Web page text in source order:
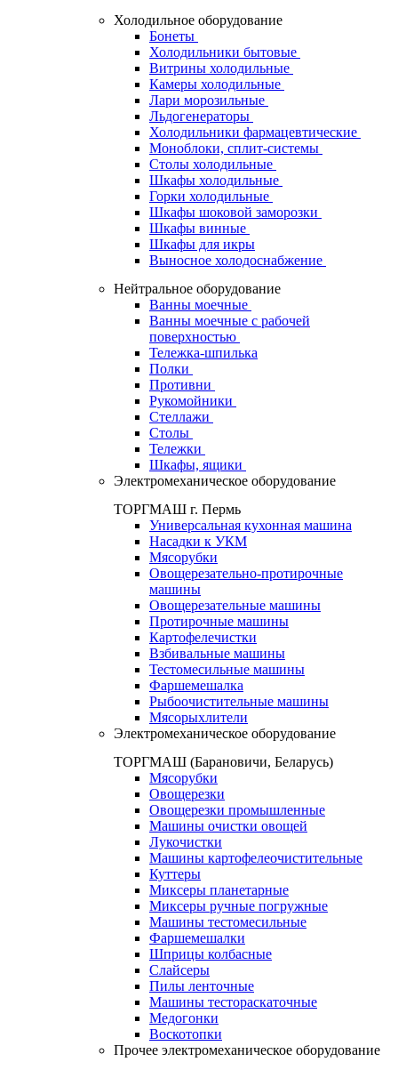
Холодильное оборудование
Бонеты
Холодильники бытовые
Витрины холодильные
Камеры холодильные
Лари морозильные
Льдогенераторы
Холодильники фармацевтические
Моноблоки, сплит-системы
Столы холодильные
Шкафы холодильные
Горки холодильные
Шкафы шоковой заморозки
Шкафы винные
Шкафы для икры
Выносное холодоснабжение
Нейтральное оборудование
Ванны моечные
Ванны моечные с рабочей
поверхностью
Тележка-шпилька
Полки
Противни
Рукомойники
Стеллажи
Столы
Тележки
Шкафы, ящики
Электромеханическое оборудование
ТОРГМАШ г. Пермь
Универсальная кухонная машина
Насадки к УКМ
Мясорубки
Овощерезательно-протирочные
машины
Овощерезательные машины
Протирочные машины
Картофелечистки
Взбивальные машины
Тестомесильные машины
Фаршемешалка
Рыбоочистительные машины
Мясорыхлители
Электромеханическое оборудование
ТОРГМАШ (Барановичи, Беларусь)
Мясорубки
Овощерезки
Овощерезки промышленные
Машины очистки овощей
Лукочистки
Машины картофелеочистительные
Куттеры
Миксеры планетарные
Миксеры ручные погружные
Машины тестомесильные
Фаршемешалки
Шприцы колбасные
Слайсеры
Пилы ленточные
Машины тестораскаточные
Медогонки
Воскотопки
Прочее электромеханическое оборудование